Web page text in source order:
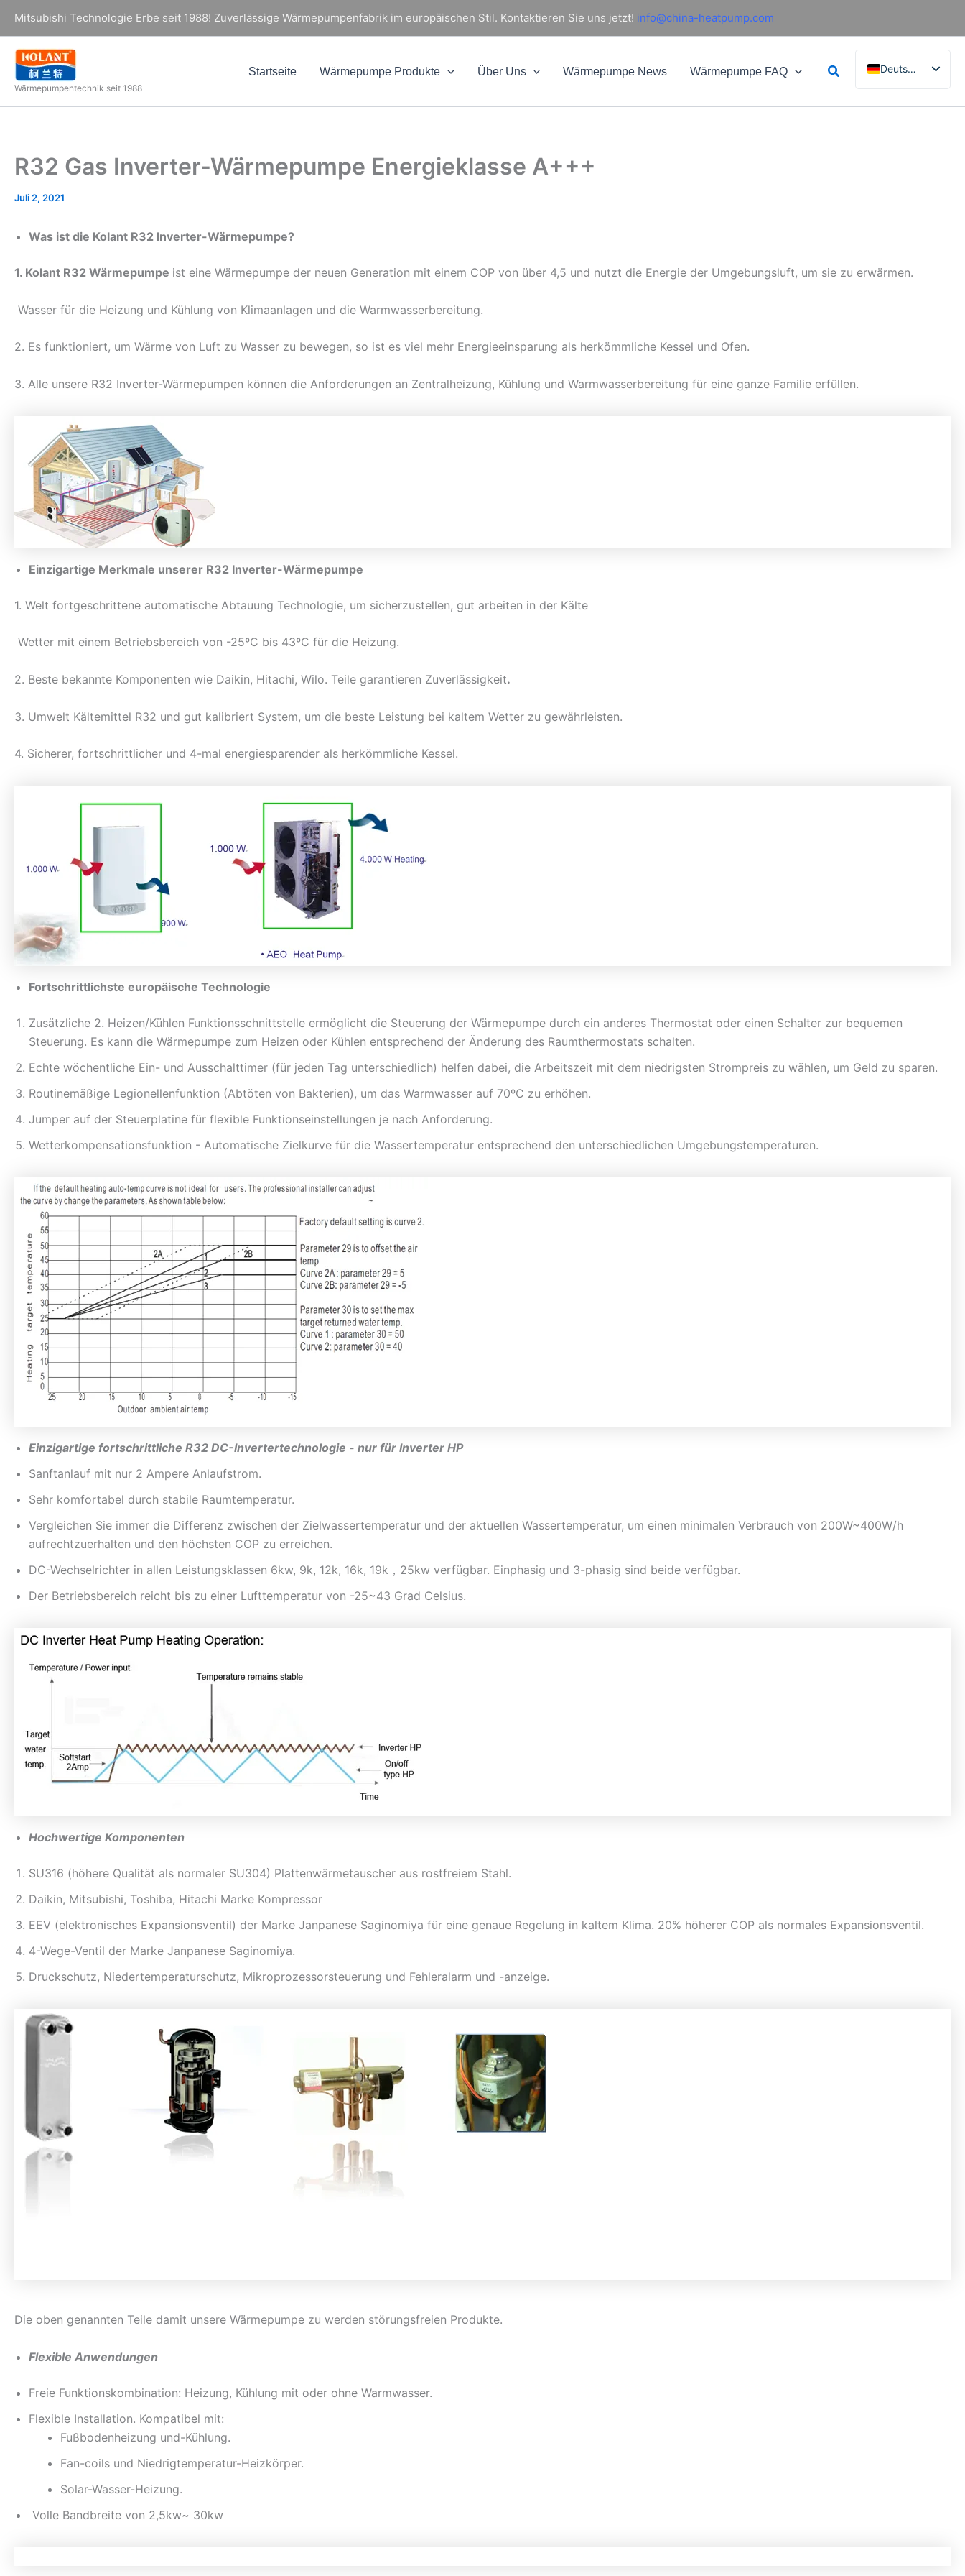
springen
Mitsubishi Technologie Erbe seit 1988! Zuverlässige Wärmepumpenfabrik im europäischen Stil. Kontaktieren Sie uns jetzt! info@china-heatpump.com
Wärmepumpentechnik seit 1988
Startseite Wärmepumpe Produkte Über Uns Wärmepumpe News Wärmepumpe FAQ Suchen
Deutsch
English
R32 Gas Inverter-Wärmepumpe Energieklasse A+++
Juli 2, 2021
Was ist die Kolant R32 Inverter-Wärmepumpe?
1. Kolant R32 Wärmepumpe ist eine Wärmepumpe der neuen Generation mit einem COP von über 4,5 und nutzt die Energie der Umgebungsluft, um sie zu erwärmen.
Wasser für die Heizung und Kühlung von Klimaanlagen und die Warmwasserbereitung.
2. Es funktioniert, um Wärme von Luft zu Wasser zu bewegen, so ist es viel mehr Energieeinsparung als herkömmliche Kessel und Ofen.
3. Alle unsere R32 Inverter-Wärmepumpen können die Anforderungen an Zentralheizung, Kühlung und Warmwasserbereitung für eine ganze Familie erfüllen.
Einzigartige Merkmale unserer R32 Inverter-Wärmepumpe
1. Welt fortgeschrittene automatische Abtauung Technologie, um sicherzustellen, gut arbeiten in der Kälte
Wetter mit einem Betriebsbereich von -25ºC bis 43ºC für die Heizung.
2. Beste bekannte Komponenten wie Daikin, Hitachi, Wilo. Teile garantieren Zuverlässigkeit.
3. Umwelt Kältemittel R32 und gut kalibriert System, um die beste Leistung bei kaltem Wetter zu gewährleisten.
4. Sicherer, fortschrittlicher und 4-mal energiesparender als herkömmliche Kessel.
Fortschrittlichste europäische Technologie
Zusätzliche 2. Heizen/Kühlen Funktionsschnittstelle ermöglicht die Steuerung der Wärmepumpe durch ein anderes Thermostat oder einen Schalter zur bequemen
Steuerung. Es kann die Wärmepumpe zum Heizen oder Kühlen entsprechend der Änderung des Raumthermostats schalten.
Echte wöchentliche Ein- und Ausschalttimer (für jeden Tag unterschiedlich) helfen dabei, die Arbeitszeit mit dem niedrigsten Strompreis zu wählen, um Geld zu sparen.
Routinemäßige Legionellenfunktion (Abtöten von Bakterien), um das Warmwasser auf 70ºC zu erhöhen.
Jumper auf der Steuerplatine für flexible Funktionseinstellungen je nach Anforderung.
Wetterkompensationsfunktion - Automatische Zielkurve für die Wassertemperatur entsprechend den unterschiedlichen Umgebungstemperaturen.
Einzigartige fortschrittliche R32 DC-Invertertechnologie - nur für Inverter HP
Sanftanlauf mit nur 2 Ampere Anlaufstrom.
Sehr komfortabel durch stabile Raumtemperatur.
Vergleichen Sie immer die Differenz zwischen der Zielwassertemperatur und der aktuellen Wassertemperatur, um einen minimalen Verbrauch von 200W~400W/h
aufrechtzuerhalten und den höchsten COP zu erreichen.
DC-Wechselrichter in allen Leistungsklassen 6kw, 9k, 12k, 16k, 19k，25kw verfügbar. Einphasig und 3-phasig sind beide verfügbar.
Der Betriebsbereich reicht bis zu einer Lufttemperatur von -25~43 Grad Celsius.
Hochwertige Komponenten
SU316 (höhere Qualität als normaler SU304) Plattenwärmetauscher aus rostfreiem Stahl.
Daikin, Mitsubishi, Toshiba, Hitachi Marke Kompressor
EEV (elektronisches Expansionsventil) der Marke Janpanese Saginomiya für eine genaue Regelung in kaltem Klima. 20% höherer COP als normales Expansionsventil.
4-Wege-Ventil der Marke Janpanese Saginomiya.
Druckschutz, Niedertemperaturschutz, Mikroprozessorsteuerung und Fehleralarm und -anzeige.
Die oben genannten Teile damit unsere Wärmepumpe zu werden störungsfreien Produkte.
Flexible Anwendungen
Freie Funktionskombination: Heizung, Kühlung mit oder ohne Warmwasser.
Flexible Installation. Kompatibel mit:
Fußbodenheizung und-Kühlung.
Fan-coils und Niedrigtemperatur-Heizkörper.
Solar-Wasser-Heizung.
Volle Bandbreite von 2,5kw~ 30kw